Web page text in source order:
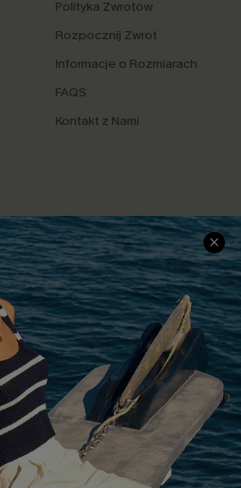
Polityka Zwrotów
Rozpocznij Zwrot
Informacje o Rozmiarach
FAQS
Kontakt z Nami
4.4